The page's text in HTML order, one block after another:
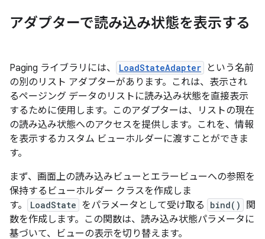
アダプターで読み込み状態を表示する
Paging ライブラリには、 LoadStateAdapter
という名前
の別のリスト アダプターがあります。これは、表示され
るページング データのリストに読み込み状態を直接表示
するために使用します。このアダプターは、リストの現在
の読み込み状態へのアクセスを提供します。これを、情報
を表示するカスタム ビューホルダーに渡すことができま
す。
まず、画面上の読み込みビューとエラービューへの参照を
保持するビューホルダー クラスを作成しま
す。
LoadState をパラメータとして受け取る bind()
関
数を作成します。この関数は、読み込み状態パラメータに
基づいて、ビューの表示を切り替えます。